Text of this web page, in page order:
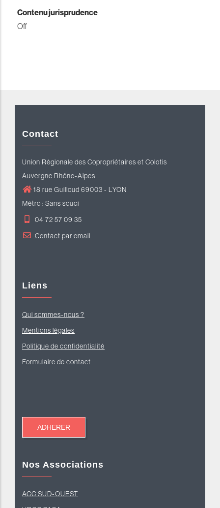
Contenu jurisprudence
Off
Contact
Union Régionale des Copropriétaires et Colotis
Auvergne Rhône-Alpes
18 rue Guilloud 69003 - LYON
Métro : Sans souci
04 72 57 09 35
Contact par email
Liens
Qui sommes-nous ?
Mentions légales
Politique de confidentialité
Formulaire de contact
Nos Associations
ACC SUD-OUEST